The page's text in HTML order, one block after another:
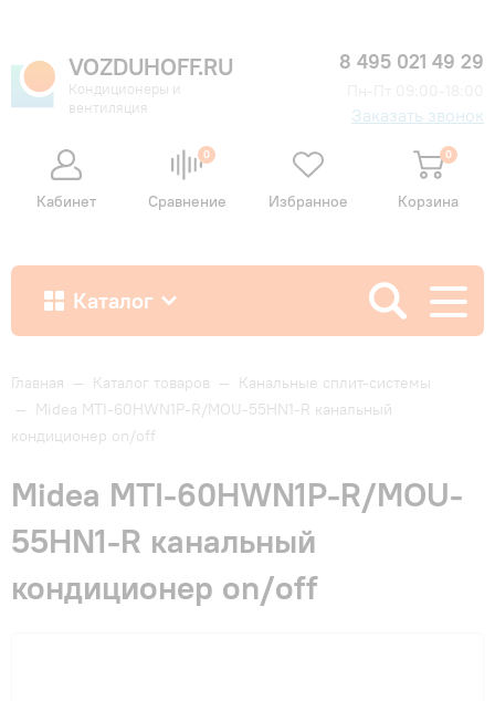
VOZDUHOFF.RU
Кондиционеры и
вентиляция
8 495 021 49 29
Заказать звонок
Кабинет
0
Сравнение Избранное
0
Корзина
Каталог
Как купить
Доставка и оплата
Гарантия и сервис
Монтаж
Главная — Каталог товаров — Канальные сплит-системы
— Midea MTI-60HWN1P-R/MOU-55HN1-R канальный
кондиционер on/off
Midea MTI-60HWN1P-R/MOU-
55HN1-R канальный
кондиционер on/off